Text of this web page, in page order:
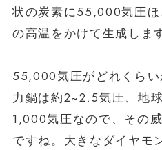
状の炭素に55,000気圧
の高温をかけて生成しま
55,000気圧がどれくら
力鍋は約2~2.5気圧、地
1,000気圧なので、その
ですね。大きなダイヤモ